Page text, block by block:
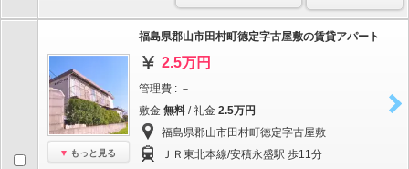
もっと見る
福島県郡山市田村町徳定字古屋敷の賃貸アパート
2.5万円
管理費 : －
敷金 無料 / 礼金 2.5万円
福島県郡山市田村町徳定字古屋敷
ＪＲ東北本線/安積永盛駅 歩11分